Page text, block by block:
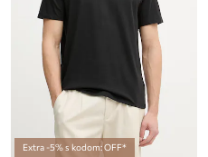
Extra -5% s kodom: OFF*